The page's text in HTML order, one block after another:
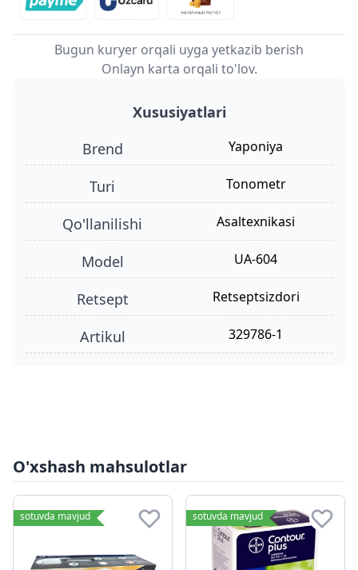
Bugun kuryer orqali uyga yetkazib berish
Onlayn karta orqali to'lov.
Xususiyatlari
Brend
Yaponiya
turi tonometr
qo'llanilishi asaltexnikasi
model UA-604
retsept retseptsizdori
Artikul 329786-1
O'xshash mahsulotlar
sotuvda mavjud sotuvda mavjud